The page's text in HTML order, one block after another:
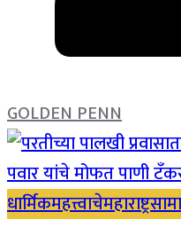
GOLDEN PENN
धार्मिकमहत्त्वाचेमहाराष्ट्र